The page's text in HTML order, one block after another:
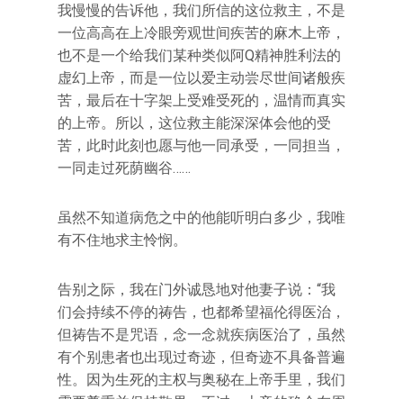
我慢慢的告诉他，我们所信的这位救主，不是
一位高高在上冷眼旁观世间疾苦的麻木上帝，
也不是一个给我们某种类似阿Q精神胜利法的
虚幻上帝，而是一位以爱主动尝尽世间诸般疾
苦，最后在十字架上受难受死的，温情而真实
的上帝。所以，这位救主能深深体会他的受
苦，此时此刻也愿与他一同承受，一同担当，
一同走过死荫幽谷……
虽然不知道病危之中的他能听明白多少，我唯
有不住地求主怜悯。
告别之际，我在门外诚恳地对他妻子说：“我
们会持续不停的祷告，也都希望福伦得医治，
但祷告不是咒语，念一念就疾病医治了，虽然
有个别患者也出现过奇迹，但奇迹不具备普遍
性。因为生死的主权与奥秘在上帝手里，我们